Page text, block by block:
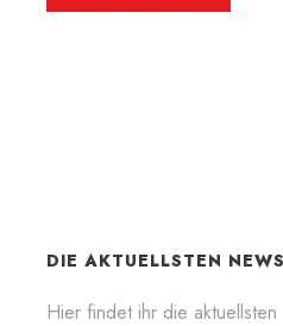
DIE AKTUELLSTEN NEWS
Hier findet ihr die